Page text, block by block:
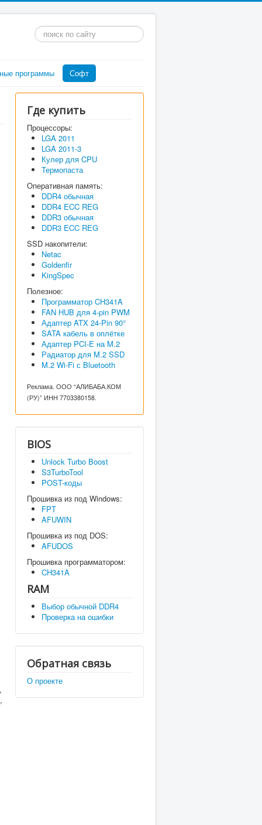
Искать...
программы Софт
Где купить
Процессоры:
LGA 2011
LGA 2011-3
Кулер для CPU
Термопаста
Оперативная память:
DDR4 обычная
DDR4 ECC REG
DDR3 обычная
DDR3 ECC REG
SSD накопители:
Netac
Goldenfir
KingSpec
Полезное:
Программатор CH341A
FAN HUB для 4-pin PWM
Адаптер ATX 24-Pin 90°
SATA кабель в оплётке
Адаптер PCI-E на M.2
Радиатор для M.2 SSD
M.2 Wi-Fi с Bluetooth
Реклама. ООО “АЛИБАБА.КОМ
(РУ)” ИНН 7703380158.
BIOS
Unlock Turbo Boost
S3TurboTool
POST-коды
Прошивка из под Windows:
FPT
AFUWIN
Прошивка из под DOS:
AFUDOS
Прошивка программатором:
CH341A
RAM
Выбор обычной DDR4
Проверка на ошибки
Обратная связь
О проекте